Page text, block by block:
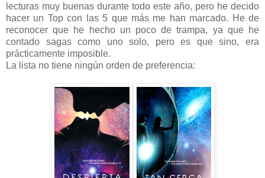
lecturas muy buenas durante todo este año, pero he decido
hacer un Top con las 5 que más me han marcado. He de
reconocer que he hecho un poco de trampa, ya que he
contado sagas como uno solo, pero es que sino, era
prácticamente imposible.
La lista no tiene ningún orden de preferencia: